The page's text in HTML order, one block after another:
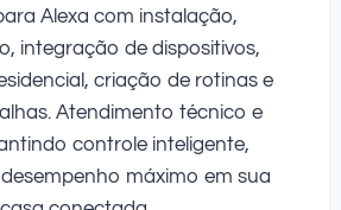
Alexa com instalação,
integração de dispositivos,
criação de rotinas e
Atendimento técnico e
controle inteligente,
máximo em sua